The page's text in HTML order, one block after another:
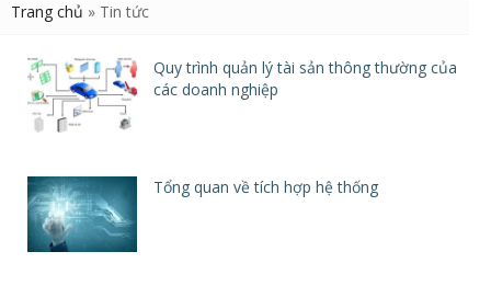
Trang chủ » Tin tức
Quy trình quản lý tài sản thông thường của
các doanh nghiệp
Tổng quan về tích hợp hệ thống